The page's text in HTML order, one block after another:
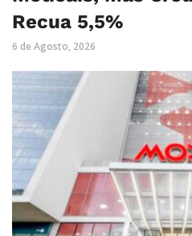
Recua 5,5%
6 de Agosto, 2026